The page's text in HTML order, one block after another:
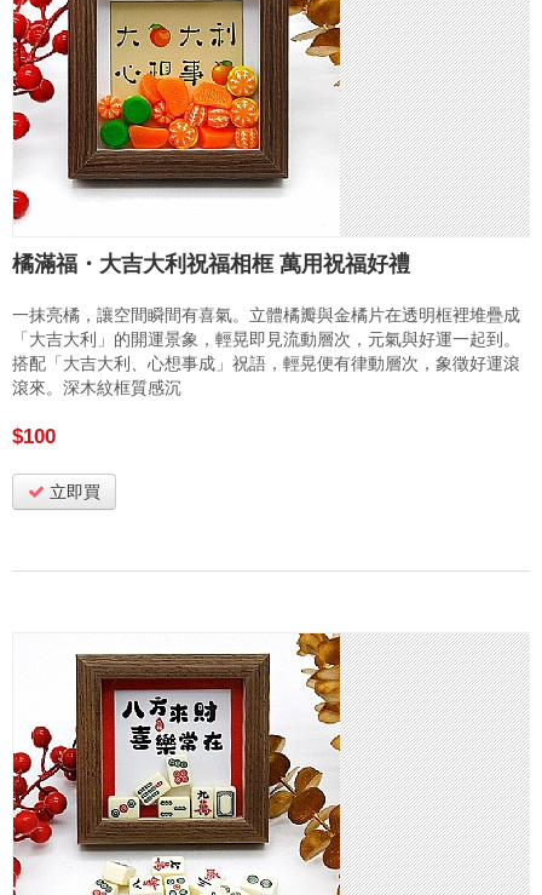
橘滿福・大吉大利祝福相框 萬用祝福好禮
一抹亮橘，讓空間瞬間有喜氣。立體橘瓣與金橘片在透明框裡堆疊成
「大吉大利」的開運景象，輕晃即見流動層次，元氣與好運一起到。
搭配「大吉大利、心想事成」祝語，輕晃便有律動層次，象徵好運滾
滾來。深木紋框質感沉
$100
立即買